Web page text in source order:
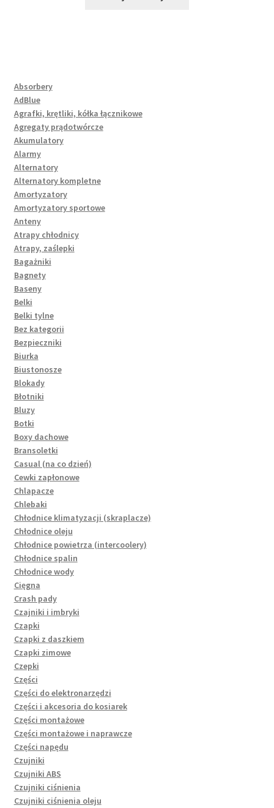
Absorbery
AdBlue
Agrafki, krętliki, kółka łącznikowe
Agregaty prądotwórcze
Akumulatory
Alarmy
Alternatory
Alternatory kompletne
Amortyzatory
Amortyzatory sportowe
Anteny
Atrapy chłodnicy
Atrapy, zaślepki
Bagażniki
Bagnety
Baseny
Belki
Belki tylne
Bez kategorii
Bezpieczniki
Biurka
Biustonosze
Blokady
Błotniki
Bluzy
Botki
Boxy dachowe
Bransoletki
Casual (na co dzień)
Cewki zapłonowe
Chlapacze
Chlebaki
Chłodnice klimatyzacji (skraplacze)
Chłodnice oleju
Chłodnice powietrza (intercoolery)
Chłodnice spalin
Chłodnice wody
Cięgna
Crash pady
Czajniki i imbryki
Czapki
Czapki z daszkiem
Czapki zimowe
Czepki
Części
Części do elektronarzędzi
Części i akcesoria do kosiarek
Części montażowe
Części montażowe i naprawcze
Części napędu
Czujniki
Czujniki ABS
Czujniki ciśnienia
Czujniki ciśnienia oleju